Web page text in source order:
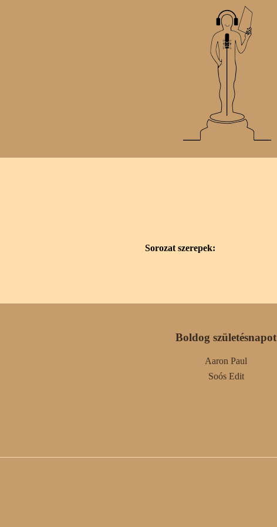
Sorozat szerepek:
Boldog születésnapot
Aaron Paul
Soós Edit